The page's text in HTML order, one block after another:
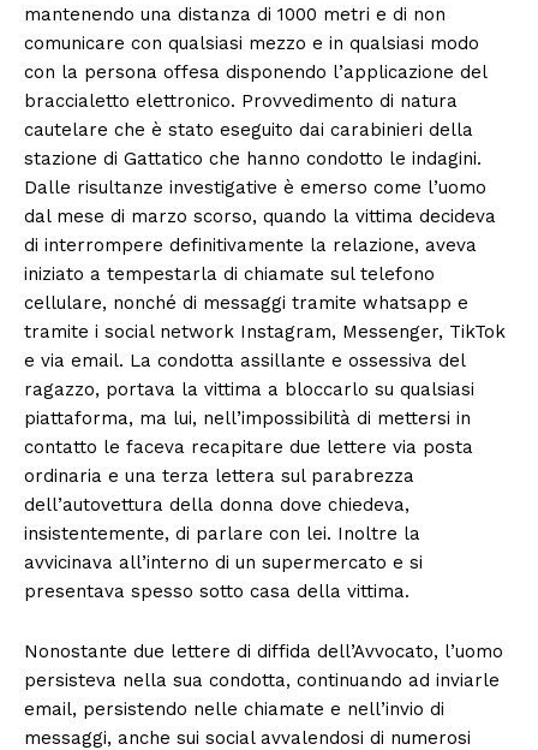
mantenendo una distanza di 1000 metri e di non
comunicare con qualsiasi mezzo e in qualsiasi modo
con la persona offesa disponendo l’applicazione del
braccialetto elettronico. Provvedimento di natura
cautelare che è stato eseguito dai carabinieri della
stazione di Gattatico che hanno condotto le indagini.
Dalle risultanze investigative è emerso come l’uomo
dal mese di marzo scorso, quando la vittima decideva
di interrompere definitivamente la relazione, aveva
iniziato a tempestarla di chiamate sul telefono
cellulare, nonché di messaggi tramite whatsapp e
tramite i social network Instagram, Messenger, TikTok
e via email. La condotta assillante e ossessiva del
ragazzo, portava la vittima a bloccarlo su qualsiasi
piattaforma, ma lui, nell’impossibilità di mettersi in
contatto le faceva recapitare due lettere via posta
ordinaria e una terza lettera sul parabrezza
dell’autovettura della donna dove chiedeva,
insistentemente, di parlare con lei. Inoltre la
avvicinava all’interno di un supermercato e si
presentava spesso sotto casa della vittima.
Nonostante due lettere di diffida dell’Avvocato, l’uomo
persisteva nella sua condotta, continuando ad inviarle
email, persistendo nelle chiamate e nell’invio di
messaggi, anche sui social avvalendosi di numerosi